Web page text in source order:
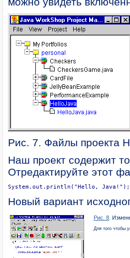
Рис. 7. Файлы проекта
Наш проект содержит
Отредактируйте этот
System.out.println("Hello, Java!");
Новый вариант
Рис. 8 .
Для того чтобы